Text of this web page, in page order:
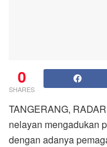
0
SHARES
TANGERANG,
nelayan mengadukan
dengan adanya